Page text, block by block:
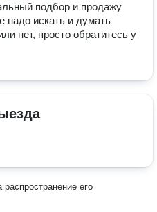
подбор и продажу
надо искать и думать
нет, просто обратитесь у
его